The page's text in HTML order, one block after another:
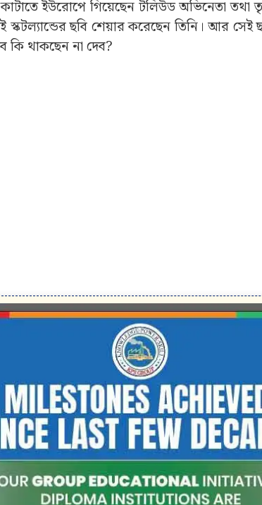
কাটাতে ইউরোপে গিয়েছেন টলিউড
ছবি শেয়ার করেছেন তিনি। আর সেই
কি থাকছেন না দেব?